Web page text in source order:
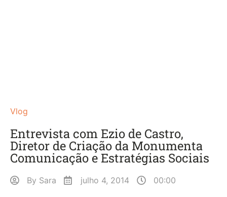
Vlog
Entrevista com Ezio de Castro,
Diretor de Criação da Monumenta
Comunicação e Estratégias Sociais
By Sara julho 4, 2014 00:00